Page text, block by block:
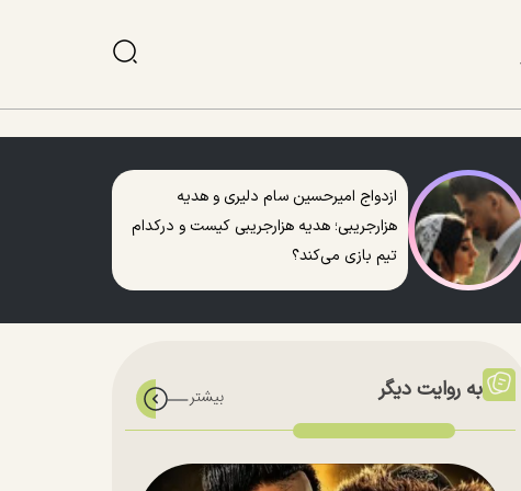
ازدواج امیرحسین سام دلیری و هدیه
هزارجریبی؛ هدیه هزارجریبی کیست و درکدام
تیم بازی می‌کند؟
به روایت دیگر